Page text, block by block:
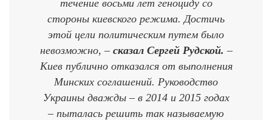
течение восьми лет геноциду со
стороны киевского режима. Достичь
этой цели политическим путем было
невозможно, – сказал Сергей Рудской. –
Киев публично отказался от выполнения
Минских соглашений. Руководство
Украины дважды – в 2014 и 2015 годах
– пыталась решить так называемую